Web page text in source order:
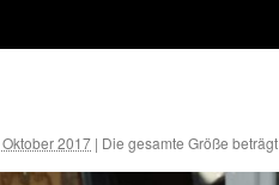
2017 | Die gesamte Größe beträgt